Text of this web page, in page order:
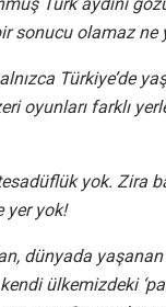
sonucu olamaz ne
Türkiye’de
oyunları farklı
yok. Zira
yer yok!
dünyada
ülkemizdeki